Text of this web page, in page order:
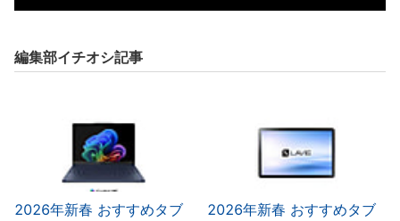
編集部イチオシ記事
2026年新春 おすすめタブ
2026年新春 おすすめタブ